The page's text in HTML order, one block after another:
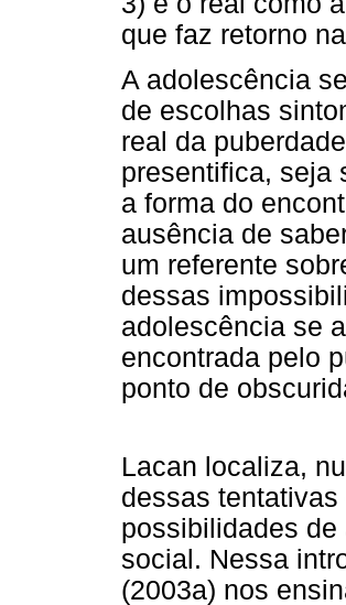
que faz retorno
A adolescência
de escolhas
real da
presentifica, seja
a forma do
ausência de
um referente
dessas
adolescência se
encontrada pelo
ponto de
Lacan localiza,
dessas
possibilidades
social. Nessa
(2003a) nos